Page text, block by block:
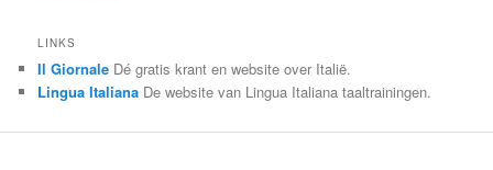
LINKS
Il Giornale Dé gratis krant en website over Italië.
Lingua Italiana De website van Lingua Italiana taaltrainingen.